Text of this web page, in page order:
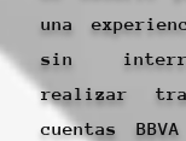
una
sin
realizar
cuentas